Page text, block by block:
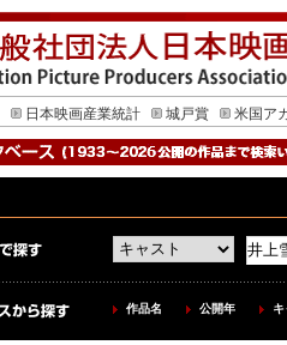
日本映画産業統計 城戸賞 米国ア
作品名 公開年